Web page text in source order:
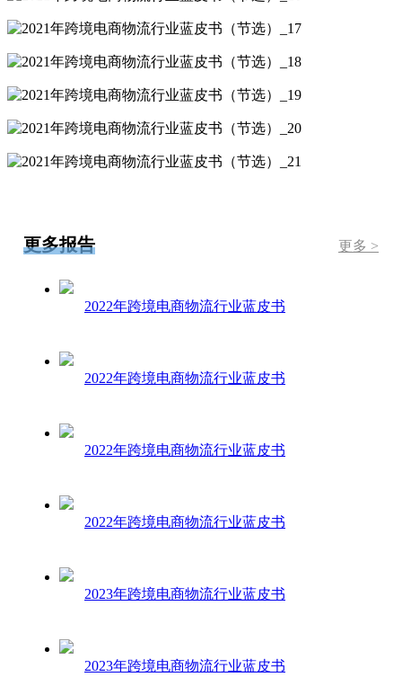
更多报告 更多 >
2022年跨境电商物流行业蓝皮书
2022年跨境电商物流行业蓝皮书
2022年跨境电商物流行业蓝皮书
2022年跨境电商物流行业蓝皮书
2023年跨境电商物流行业蓝皮书
2023年跨境电商物流行业蓝皮书